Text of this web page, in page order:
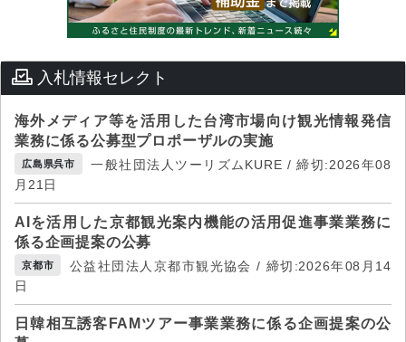
入札情報セレクト
海外メディア等を活用した台湾市場向け観光情報発信
業務に係る公募型プロポーザルの実施
広島県呉市
一般社団法人ツーリズムKURE / 締切:2026年08
月21日
AIを活用した京都観光案内機能の活用促進事業業務に
係る企画提案の公募
京都市
公益社団法人京都市観光協会 / 締切:2026年08月14
日
日韓相互誘客FAMツアー事業業務に係る企画提案の公